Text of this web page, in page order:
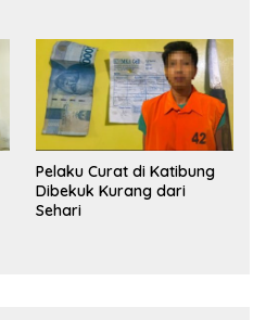
Pelaku Curat di Katibung
Dibekuk Kurang dari
Sehari